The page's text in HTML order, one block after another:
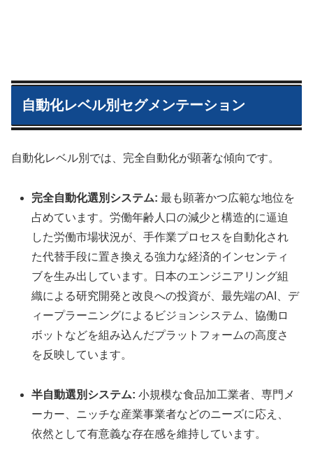
自動化レベル別セグメンテーション
自動化レベル別では、完全自動化が顕著な傾向です。
完全自動化選別システム: 最も顕著かつ広範な地位を
占めています。労働年齢人口の減少と構造的に逼迫
した労働市場状況が、手作業プロセスを自動化され
た代替手段に置き換える強力な経済的インセンティ
ブを生み出しています。日本のエンジニアリング組
織による研究開発と改良への投資が、最先端のAI、デ
ィープラーニングによるビジョンシステム、協働ロ
ボットなどを組み込んだプラットフォームの高度さ
を反映しています。
半自動選別システム: 小規模な食品加工業者、専門メ
ーカー、ニッチな産業事業者などのニーズに応え、
依然として有意義な存在感を維持しています。